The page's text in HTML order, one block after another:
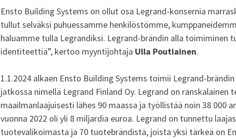
Ensto Building Systems on ollut osa Legrand-konsernia
tullut selväksi puhuessamme henkilöstömme,
haluamme tulla Legrandiksi. Legrand-brändin alla toimiminen
identiteettiä”, kertoo myyntijohtaja Ulla Poutiainen.
1.1.2024 alkaen Ensto Building Systems toimii Legrand-
jatkossa nimellä Legrand Finland Oy. Legrand on
maailmanlaajuisesti lähes 90 maassa ja työllistää noin 38 000
vuonna 2022 oli yli 8 miljardia euroa. Legrand on tunnettu
tuotevalikoimasta ja 70 tuotebrändistä, joista yksi tärkeä on